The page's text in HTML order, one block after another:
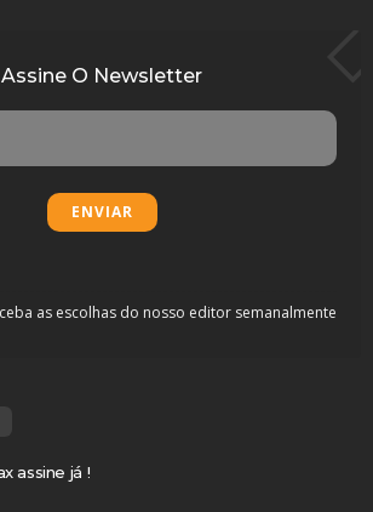
Assine O Newsletter
as escolhas do nosso editor semanalmente
assine já !